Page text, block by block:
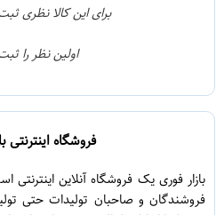
1
برای این کالا نظری
اولین نظر را
فروشگاه اینترنتی
بازار فوری یک فروشگاه آنلاین
فروشندگان و صاحبان تولیدات حتی